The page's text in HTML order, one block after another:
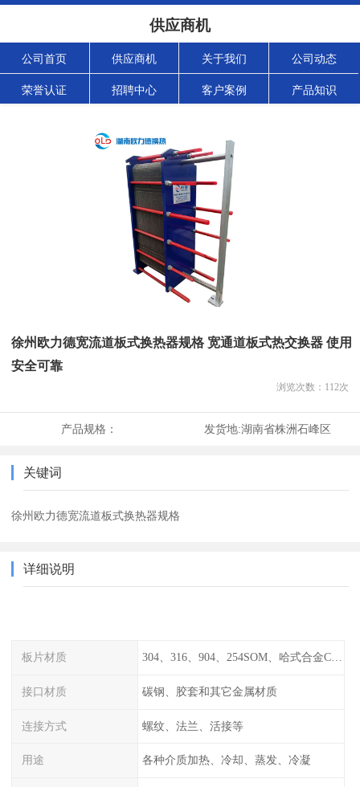
供应商机
公司首页 供应商机 关于我们 公司动态
荣誉认证 招聘中心 客户案例 产品知识
徐州欧力德宽流道板式换热器规格 宽通道板式热交换器 使用
安全可靠
浏览次数： 112次
产品规格： 发货地:湖南省株洲石峰区
关键词
徐州欧力德宽流道板式换热器规格
详细说明
板片材质 304、316、904、254SOM、哈式合金C-276、TA1等
接口材质 碳钢、胶套和其它金属材质
连接方式 螺纹、法兰、活接等
用途 各种介质加热、冷却、蒸发、冷凝